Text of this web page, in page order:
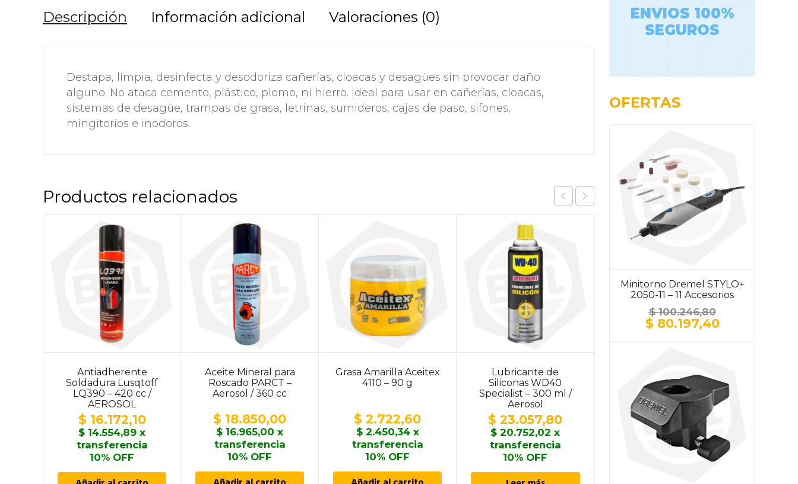
Descripción Información adicional Valoraciones (0)
Destapa, limpia, desinfecta y desodoriza cañerías, cloacas y desagües sin provocar daño
alguno. No ataca cemento, plástico, plomo, ni hierro. Ideal para usar en cañerías, cloacas,
sistemas de desagüe, trampas de grasa, letrinas, sumideros, cajas de paso, sifones,
mingitorios e inodoros.
Productos relacionados
Antiadherente
Soldadura Lusqtoff
LQ390 – 420 cc /
AEROSOL
$ 16.172,10
$ 14.554,89 x
transferencia
10% OFF
Aceite Mineral para
Roscado PARCT –
Aerosol / 360 cc
$ 18.850,00
$ 16.965,00 x
transferencia
10% OFF
Grasa Amarilla Aceitex
4110 – 90 g
$ 2.722,60
$2.450,34x
transferencia
10% OFF
Lubricante de
Siliconas WD40
Specialist – 300 ml /
Aerosol
$ 23.057,80
$ 20.752,02 x
transferencia
10% OFF
Lusqtoff ACL40 – 300
G / 415 CC
$5.820,70
5.238,63x
transferencia
ENVIOS 100%
SEGUROS
OFERTAS
Minitorno Dremel STYLO+
2050-11 – 11 Accesorios
$100.246,80
El
precio
$ 80.197,40El